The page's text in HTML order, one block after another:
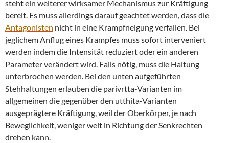
steht ein weiterer wirksamer Mechanismus zur Kräftigung
bereit. Es muss allerdings darauf geachtet werden, dass die
Antagonisten nicht in eine Krampfneigung verfallen. Bei
jeglichem Anflug eines Krampfes muss sofort interveniert
werden indem die Intensität reduziert oder ein anderen
Parameter verändert wird. Falls nötig, muss die Haltung
unterbrochen werden. Bei den unten aufgeführten
Stehhaltungen erlauben die parivrtta-Varianten im
allgemeinen die gegenüber den utthita-Varianten
ausgeprägtere Kräftigung, weil der Oberkörper, je nach
Beweglichkeit, weniger weit in Richtung der Senkrechten
drehen kann.